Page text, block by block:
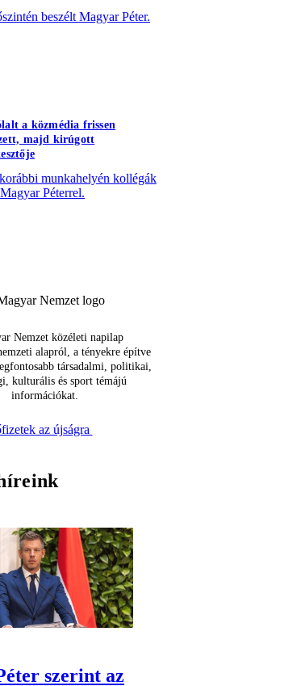
beszélt Magyar Péter.
a közmédia frissen
majd kirúgott
munkahelyén kollégák
Péterrel.
Nemzet közéleti napilap
alapról, a tényekre építve
társadalmi, politikai,
kulturális és sport témájú
információkat.
az újságra
szerint az